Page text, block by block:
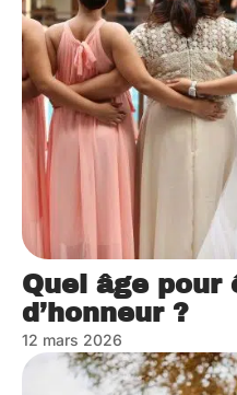
Quel âge pour
d’honneur ?
12 mars 2026